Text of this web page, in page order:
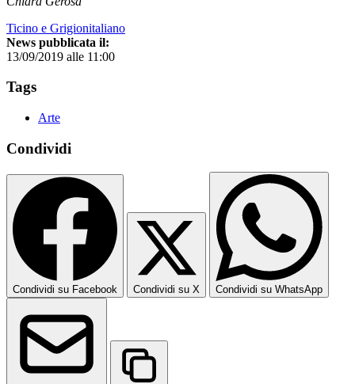
Ticino e Grigionitaliano
News pubblicata il:
13/09/2019 alle 11:00
Tags
Arte
Condividi
Condividi su Facebook Condividi su X Condividi su WhatsApp